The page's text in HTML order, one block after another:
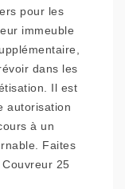
pour les
immeuble
dans les
Il est
autorisation
à un
Faites
25